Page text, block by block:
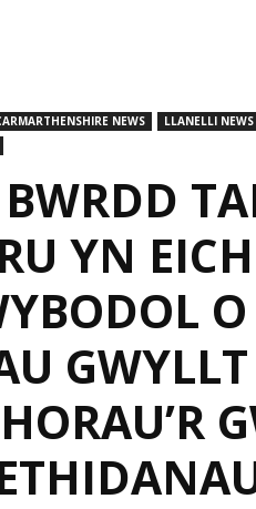
NEWS LLANELLI NEWS
YN
O